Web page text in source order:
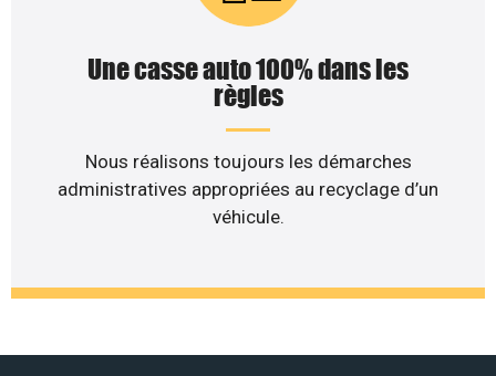
Une casse auto 100% dans les
règles
Nous réalisons toujours les démarches
administratives appropriées au recyclage d’un
véhicule.